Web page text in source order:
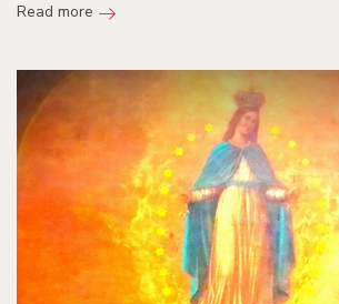
Read more